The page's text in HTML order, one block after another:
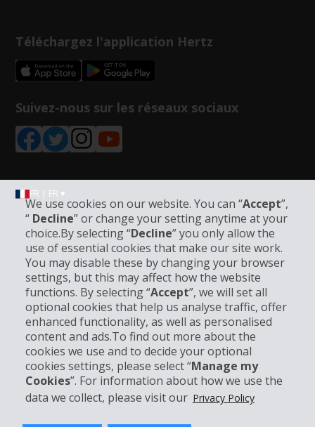
We use cookies on our website. You can “Accept”,
“ Decline” or change your setting anytime at your
choice.By selecting “Decline” you only allow the
use of essential cookies that make our site work.
You may disable these by changing your browser
settings, but this may affect how the website
functions. By selecting “Accept”, we will set all
optional cookies that help us analyse traffic, offer
enhanced functionality, as well as personalised
content and ads.To find out more about the
cookies we use and to decide your optional
cookies settings, please select “Manage my
Cookies”. For information about how we use the
data we collect, please visit our Privacy Policy
Téléchargez l'application Hertz
Suivez-nous sur les réseaux sociaux
FR | FR ▾
Informations sur l'entreprise
Entreprise
Support client
Réserver avec Hertz